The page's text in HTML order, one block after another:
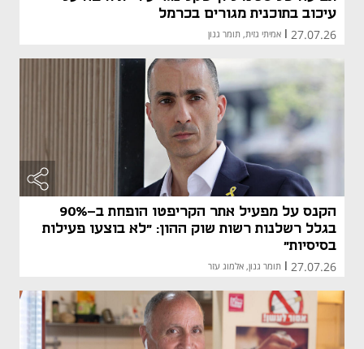
עיכוב בתוכנית מגורים בכרמל
27.07.26 אמיתי גזית, תומר גנון
הקנס על מפעיל אתר הקריפטו הופחת ב-90%
בגלל רשלנות רשות שוק ההון: "לא בוצעו פעילות
בסיסיות"
27.07.26
| תומר גנון, אלמוג עזר